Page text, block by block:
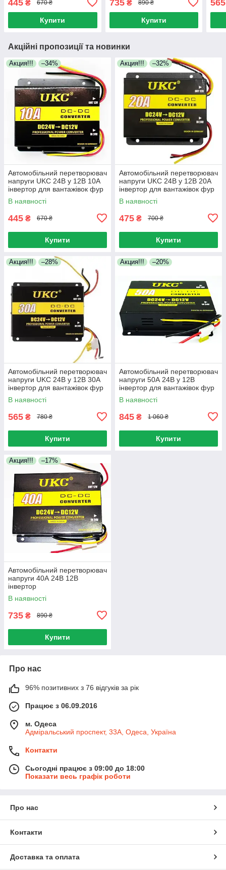
фур
445 ₴ 670 ₴
Купити
735₴ 890 ₴
Купити
фур
565
Акційні пропозиції та новинки
Акция!!! –34%
Автомобільний перетворювач
напруги UKC 24В у 12В 10А
інвертор для вантажівок фур
В наявності
445 ₴ 670 ₴
Купити
Акция!!! –32%
Автомобільний перетворювач
напруги UKC 24В у 12В 20А
інвертор для вантажівок фур
В наявності
475 ₴ 700 ₴
Купити
Акция!!! –28%
Автомобільний перетворювач
напруги UKC 24В у 12В 30А
інвертор для вантажівок фур
В наявності
565 ₴ 780 ₴
Купити
Акция!!! –20%
Автомобільний перетворювач
напруги 50А 24В у 12В
інвертор для вантажівок фур
В наявності
845 ₴ 1 060 ₴
Купити
Акция!!! –17%
Автомобільний перетворювач
напруги 40А 24В 12В
інвертор
В наявності
735 ₴ 890 ₴
Купити
Про нас
96% позитивних з 76 відгуків за рік
Працює з 06.09.2016
м. Одеса
Адміральський проспект, 33А, Одеса, Україна
Контакти
Сьогодні працює з 09:00 до 18:00
Показати весь графік роботи
Про нас
Контакти
Доставка та оплата